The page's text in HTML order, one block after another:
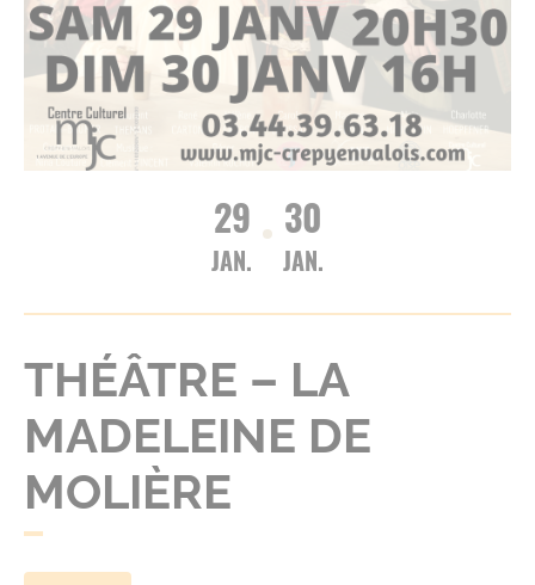
29
JAN.
30
JAN.
THÉÂTRE – LA
MADELEINE DE
MOLIÈRE